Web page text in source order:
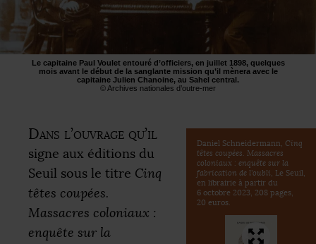
Le capitaine Paul Voulet entouré d’officiers, en juillet 1898, quelques
mois avant le début de la sanglante mission qu’il mènera avec le
capitaine Julien Chanoine, au Sahel central.
© Archives nationales d’outre-mer
Daniel Schneidermann, Cinq
têtes coupées. Massacres
coloniaux : enquête sur la
fabrication de l’oubli, Le Seuil,
en librairie à partir du
6 octobre 2023, 208 pages,
20 euros.
Dans l’ouvrage qu’il
signe aux éditions du
Seuil sous le titre Cinq
têtes coupées.
Massacres coloniaux :
enquête sur la